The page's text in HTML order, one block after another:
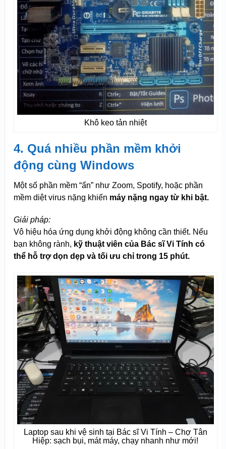
Khô keo tản nhiệt
4. Quá nhiều phần mềm khởi
động cùng Windows
Một số phần mềm “ẩn” như Zoom, Spotify, hoặc phần
mềm diệt virus nặng khiến máy nặng ngay từ khi bật.
Giải pháp:
Vô hiệu hóa ứng dụng khởi động không cần thiết. Nếu
bạn không rành, kỹ thuật viên của Bác sĩ Vi Tính có
thể hỗ trợ dọn dẹp và tối ưu chỉ trong 15 phút.
Laptop sau khi vệ sinh tại Bác sĩ Vi Tính – Chợ Tân
Hiệp: sạch bụi, mát máy, chạy nhanh như mới!